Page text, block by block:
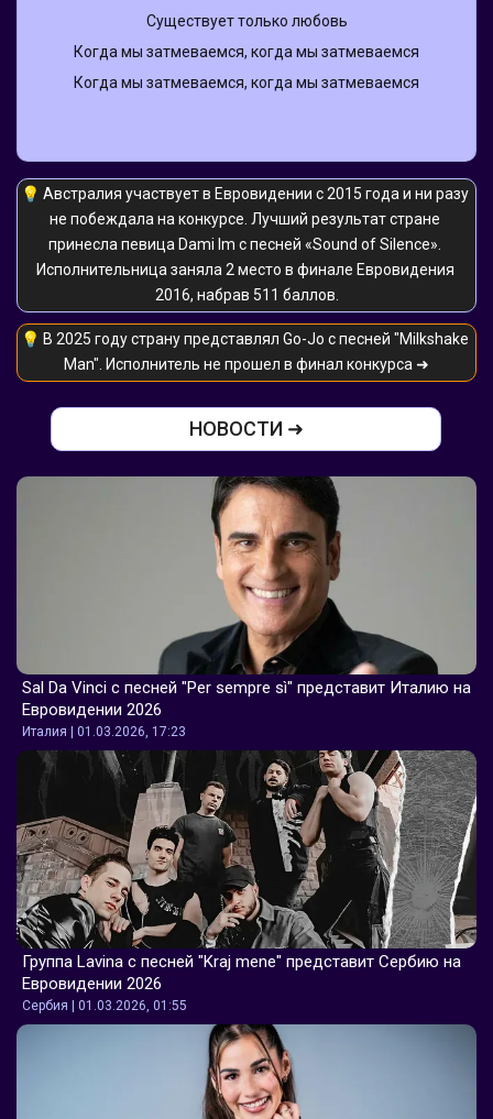
Существует только любовь
Когда мы затмеваемся, когда мы затмеваемся
Когда мы затмеваемся, когда мы затмеваемся
💡 Австралия участвует в Евровидении с 2015 года и ни разу
не побеждала на конкурсе. Лучший результат стране
принесла певица Dami Im с песней «Sound of Silence».
Исполнительница заняла 2 место в финале Евровидения
2016, набрав 511 баллов.
💡 В 2025 году страну представлял Go-Jo с песней "Milkshake
Man". Исполнитель не прошел в финал конкурса ➜
НОВОСТИ ➜
Sal Da Vinci с песней "Per sempre sì" представит Италию на
Евровидении 2026
Италия | 01.03.2026, 17:23
Группа Lavina с песней "Kraj mene" представит Сербию на
Евровидении 2026
Сербия | 01.03.2026, 01:55